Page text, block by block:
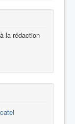
la rédaction